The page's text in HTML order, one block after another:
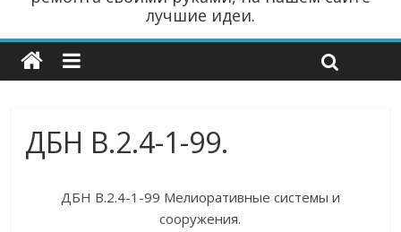
лучшие идеи.
ДБН В.2.4-1-99.
ДБН В.2.4-1-99 Мелиоративные системы и
сооружения.